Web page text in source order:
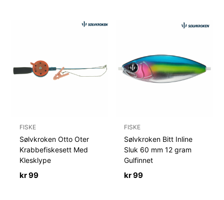
FISKE
Sølvkroken Otto Oter
Krabbefiskesett Med
Klesklype
kr99
FISKE
Sølvkroken Bitt Inline
Sluk 60 mm 12 gram
Gulfinnet
kr99